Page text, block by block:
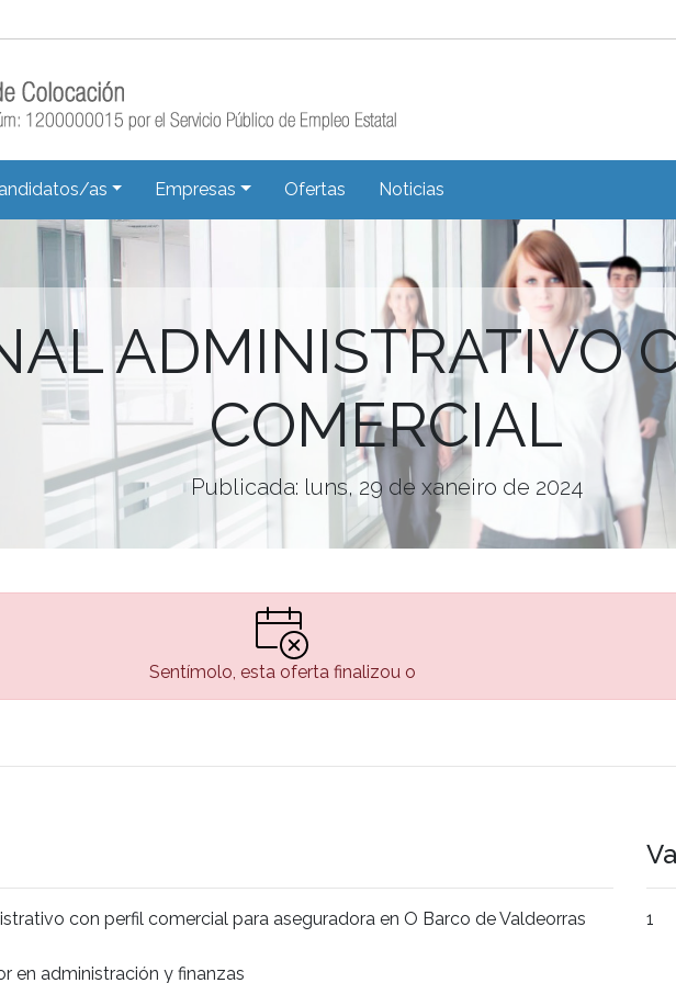
as Empresas Ofertas Noticias
ADMINISTRATIVO
COMERCIAL
Publicada: luns, 29 de xaneiro de 2024
Sentímolo, esta oferta finalizou o
con perfil comercial para aseguradora en O Barco de Valdeorras 1
en administración y finanzas